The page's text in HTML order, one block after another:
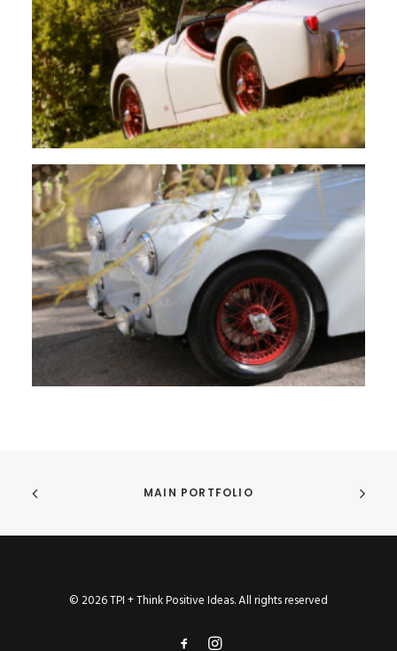
MAIN PORTFOLIO
© 2026 TPI + Think Positive Ideas. All rights reserved